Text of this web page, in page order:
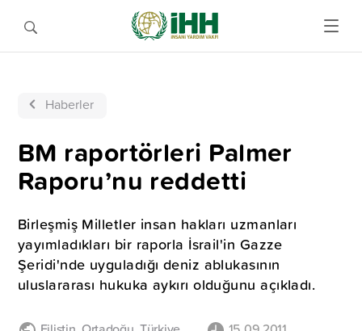
Haberler
BM raportörleri Palmer
Raporu’nu reddetti
Birleşmiş Milletler insan hakları uzmanları
yayımladıkları bir raporla İsrail'in Gazze
Şeridi'nde uyguladığı deniz ablukasının
uluslararası hukuka aykırı olduğunu açıkladı.